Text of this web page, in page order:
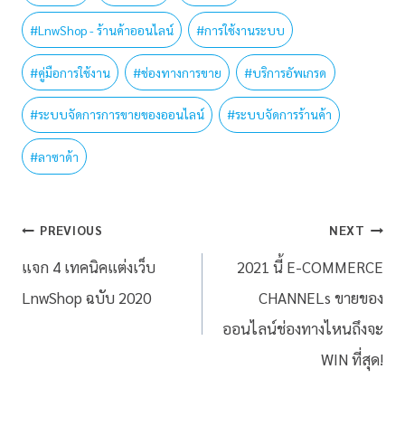
#LnwShop - ร้านค้าออนไลน์ #การใช้งานระบบ
#คู่มือการใช้งาน #ช่องทางการขาย #บริการอัพเกรด
#ระบบจัดการการขายของออนไลน์ #ระบบจัดการร้านค้า
#ลาซาด้า
PREVIOUS
แจก 4 เทคนิคแต่งเว็บ
LnwShop ฉบับ 2020
NEXT
2021 นี้ E-COMMERCE
CHANNELs ขายของ
ออนไลน์ช่องทางไหนถึงจะ
WIN ที่สุด!